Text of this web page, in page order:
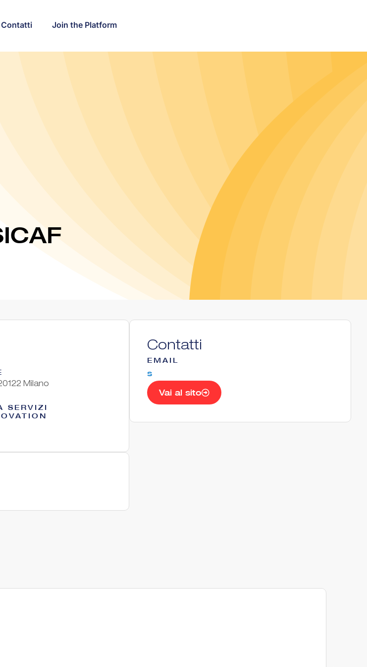
Contatti Join the Platform
Milano
SERVIZI
Contatti
EMAIL
s
Vai al sito